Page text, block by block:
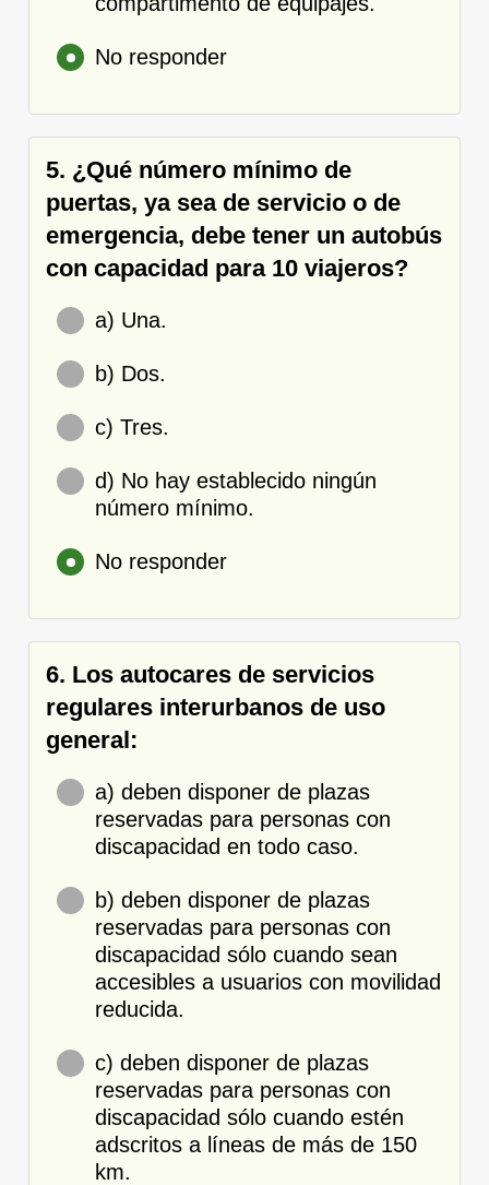
No responder
5. ¿Qué número mínimo de
puertas, ya sea de servicio o de
emergencia, debe tener un autobús
con capacidad para 10 viajeros?
a) Una.
b) Dos.
c) Tres.
d) No hay establecido ningún
número mínimo.
No responder
6. Los autocares de servicios
regulares interurbanos de uso
general:
a) deben disponer de plazas
reservadas para personas con
discapacidad en todo caso.
b) deben disponer de plazas
reservadas para personas con
discapacidad sólo cuando sean
accesibles a usuarios con movilidad
reducida.
c) deben disponer de plazas
reservadas para personas con
discapacidad sólo cuando estén
adscritos a líneas de más de 150
km.